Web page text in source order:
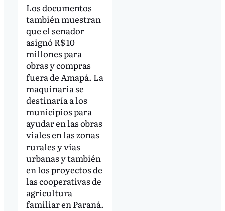
Los documentos
también muestran
que el senador
asignó R$ 10
millones para
obras y compras
fuera de Amapá. La
maquinaria se
destinaría a los
municipios para
ayudar en las obras
viales en las zonas
rurales y vías
urbanas y también
en los proyectos de
las cooperativas de
agricultura
familiar en Paraná.